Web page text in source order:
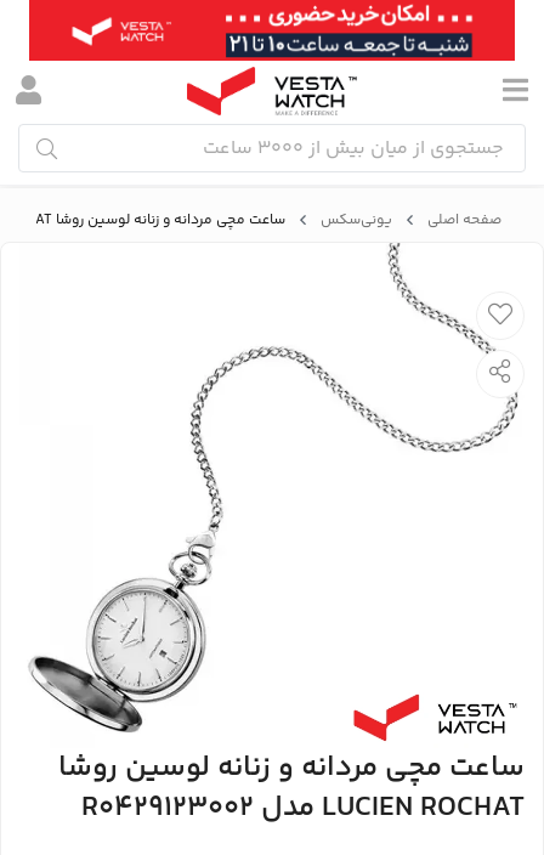
صفحه اصلی یونی‌سکس ساعت مچی مردانه و زنانه لوسین روشا LUCIEN ROCHAT مدل R0429123002
ساعت مچی مردانه و زنانه لوسین روشا
LUCIEN ROCHAT مدل R0429123002